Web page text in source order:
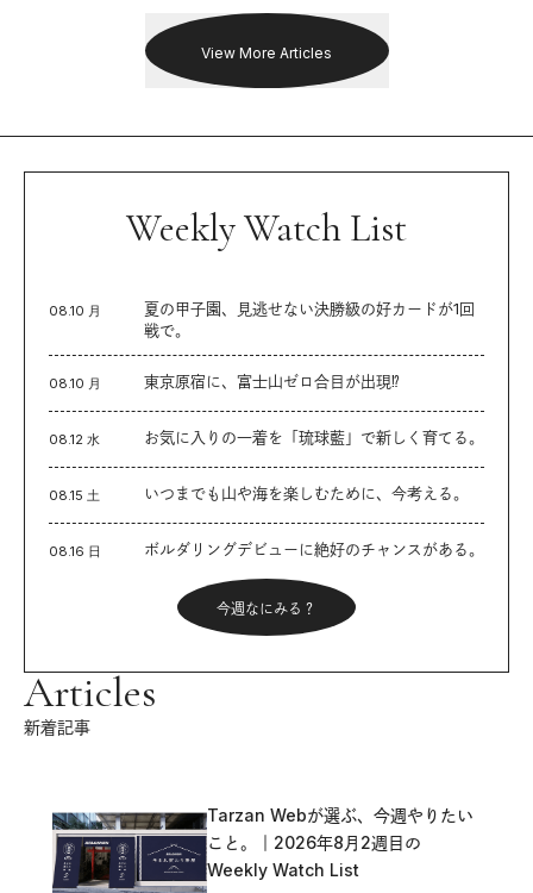
View More Articles
Weekly Watch List
08.10 月
夏の甲子園、見逃せない決勝級の好カードが1回
戦で。
08.10 月 東京原宿に、富士山ゼロ合目が出現⁉︎
08.12 水 お気に入りの一着を「琉球藍」で新しく育てる。
08.15 土 いつまでも山や海を楽しむために、今考える。
08.16 日 ボルダリングデビューに絶好のチャンスがある。
今週なにみる？
Articles
新着記事
〈Notace〉の《yama T1》 | 履き
たい、走りたい